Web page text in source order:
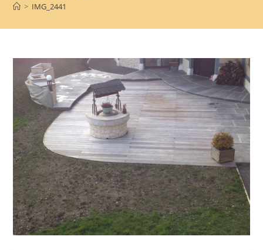
> IMG_2441